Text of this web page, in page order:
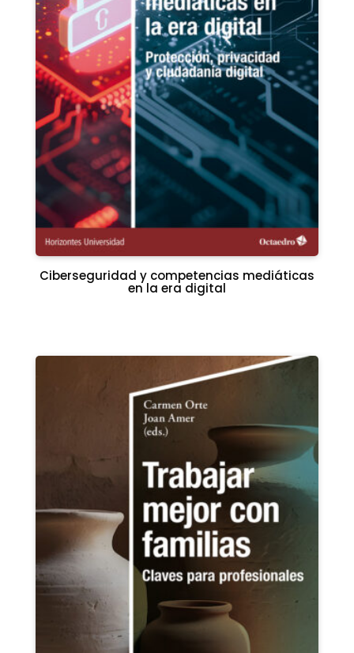
Ciberseguridad y competencias mediáticas
en la era digital